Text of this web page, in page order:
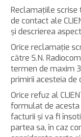
Reclamaţiile
de contact ale
şi descrierea
Orice reclamaţie
către S.N.
termen de maxim
primirii acesteia de
Orice refuz al
formulat de
facturii şi va fi
partea sa, în caz